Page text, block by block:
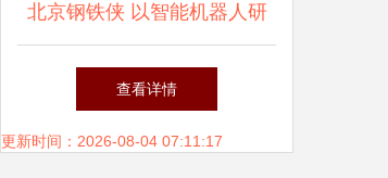
北京钢铁侠 以智能机器人研
发助力中国航天开创空间机器
人新纪元
查看详情
更新时间：2026-08-04 07:11:17